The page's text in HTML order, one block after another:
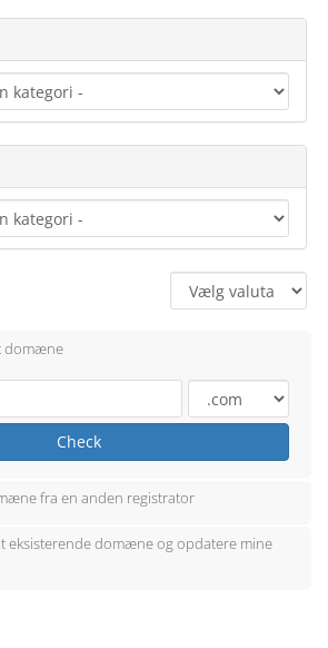
domæne
Check
fra en anden registrator
eksisterende domæne og opdatere mine